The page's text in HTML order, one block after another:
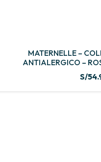
MATERNELLE –
ANTIALERGICO –
S/